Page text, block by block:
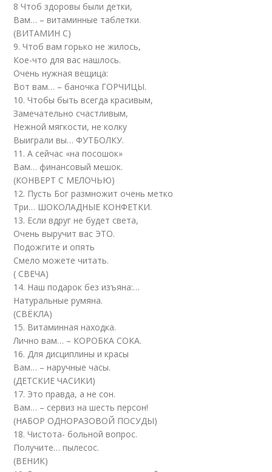
8 Чтоб здоровы были детки,
Вам… – витаминные таблетки.
(ВИТАМИН С)
9. Чтоб вам горько не жилось,
Кое-что для вас нашлось.
Очень нужная вещица:
Вот вам… – баночка ГОРЧИЦЫ.
10. Чтобы быть всегда красивым,
Замечательно счастливым,
Нежной мягкости, не колку
Выиграли вы… ФУТБОЛКУ.
11. А сейчас «на посошок»
Вам… финансовый мешок.
(КОНВЕРТ С МЕЛОЧЬЮ)
12. Пусть Бог размножит очень метко
Три… ШОКОЛАДНЫЕ КОНФЕТКИ.
13. Если вдруг не будет света,
Очень выручит вас ЭТО.
Подожгите и опять
Смело можете читать.
( СВЕЧА)
14. Наш подарок без изъяна:…
Натуральные румяна.
(СВЁКЛА)
15. Витаминная находка.
Лично вам… – КОРОБКА СОКА.
16. Для дисциплины и красы
Вам… – наручные часы.
(ДЕТСКИЕ ЧАСИКИ)
17. Это правда, а не сон.
Вам… – сервиз на шесть персон!
(НАБОР ОДНОРАЗОВОЙ ПОСУДЫ)
18. Чистота- больной вопрос.
Получите… пылесос.
(ВЕНИК)